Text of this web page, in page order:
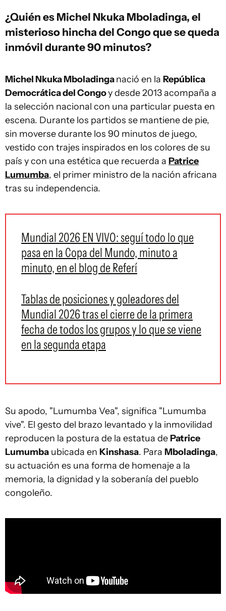
¿Quién es Michel Nkuka Mboladinga, el
misterioso hincha del Congo que se queda
inmóvil durante 90 minutos?
Michel Nkuka Mboladinganació en la República
Democrática del Congoy desde 2013 acompaña a
la selección nacional con una particular puesta en
escena. Durante los partidos se mantiene de pie,
sin moverse durante los 90 minutos de juego,
vestido con trajes inspirados en los colores de su
país y con una estética que recuerda a Patrice
Lumumba, el primer ministro de la nación africana
tras su independencia.
Mundial 2026 EN VIVO: seguí todo lo que
pasa en la Copa del Mundo, minuto a
minuto, en el blog de Referí
Tablas de posiciones y goleadores del
Mundial 2026 tras el cierre de la primera
fecha de todos los grupos y lo que se viene
en la segunda etapa
Su apodo, "Lumumba Vea", significa "Lumumba
vive". El gesto del brazo levantado y la inmovilidad
reproducen la postura de la estatua de Patrice
Lumumba ubicada en Kinshasa. Para Mboladinga,
su actuación es una forma de homenaje a la
memoria, la dignidad y la soberanía del pueblo
congoleño.